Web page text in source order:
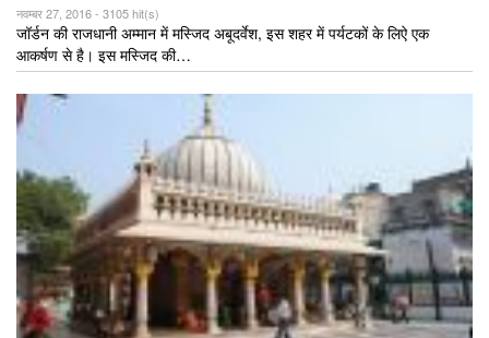
नवम्बर 27, 2016 - 3105 hit(s)
जॉर्डन की राजधानी अम्मान में मस्जिद अबूदर्वेश, इस शहर में पर्यटकों के लिऐ एक
आकर्षण से है। इस मस्जिद की…